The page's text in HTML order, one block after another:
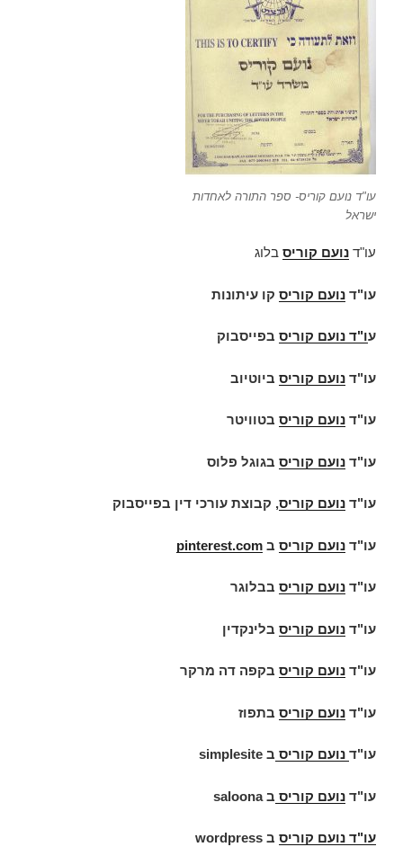
עו"ד נועם קוריס- ספר התורה לאחדות
ישראל
עו"ד נועם קוריס בלוג
עו"ד נועם קוריס קו עיתונות
עו"ד נועם קוריס בפייסבוק
עו"ד נועם קוריס ביוטיוב
עו"ד נועם קוריס בטוויטר
עו"ד נועם קוריס בגוגל פלוס
עו"ד נועם קוריס, קבוצת עורכי דין בפייסבוק
עו"ד נועם קוריס ב pinterest.com
עו"ד נועם קוריס בבלוגר
עו"ד נועם קוריס בלינקדין
עו"ד נועם קוריס בקפה דה מרקר
עו"ד נועם קוריס בתפוז
עו"ד נועם קוריס ב simplesite
עו"ד נועם קוריס בsaloona
עו"ד נועם קוריס ב wordpress